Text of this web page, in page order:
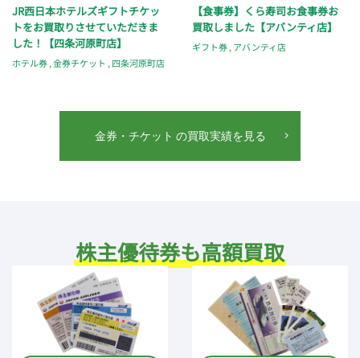
JR西日本ホテルズギフトチケッ
トをお買取りさせていただきま
した！【四条河原町店】
ホテル券,金券チケット , 四条河原町店
【食事券】くら寿司お食事券お
買取しました【アバンティ店】
ギフト券, アバンティ店
金券・チケット の買取実績を見る
株主優待券も高額買取